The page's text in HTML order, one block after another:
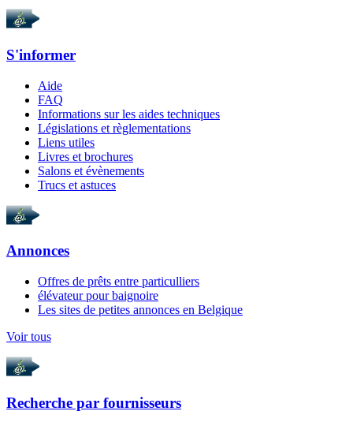
S'informer
Aide
FAQ
Informations sur les aides techniques
Législations et règlementations
Liens utiles
Livres et brochures
Salons et évènements
Trucs et astuces
Annonces
Offres de prêts entre particulliers
élévateur pour baignoire
Les sites de petites annonces en Belgique
Voir tous
Recherche par fournisseurs